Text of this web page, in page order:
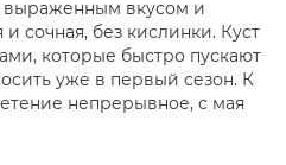
выраженным вкусом и
сочная, без кислинки. Куст
которые быстро пускают
уже в первый сезон. К
непрерывное, с мая